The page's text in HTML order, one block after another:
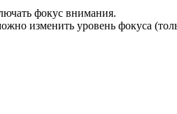
фокус внимания.
изменить уровень фокуса